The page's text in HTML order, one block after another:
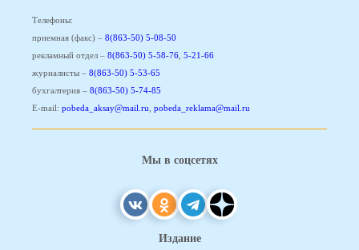
Телефоны:
приемная (факс) – 8(863-50) 5-08-50
рекламный отдел – 8(863-50) 5-58-76, 5-21-66
журналисты – 8(863-50) 5-53-65
бухгалтерия – 8(863-50) 5-74-85
E-mail: pobeda_aksay@mail.ru, pobeda_reklama@mail.ru
Мы в соцсетях
Издание